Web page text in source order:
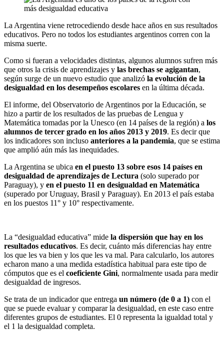
La Argentina viene retrocediendo desde hace años en sus resultados
educativos. Pero no todos los estudiantes argentinos corren con la
misma suerte.
Como si fueran a velocidades distintas, algunos alumnos sufren más
que otros la crisis de aprendizajes y las brechas se agigantan,
según surge de un nuevo estudio que analizó la evolución de la
desigualdad en los desempeños escolares en la última década.
El informe, del Observatorio de Argentinos por la Educación, se
hizo a partir de los resultados de las pruebas de Lengua y
Matemática tomadas por la Unesco (en 14 países de la región) a los
alumnos de tercer grado en los años 2013 y 2019. Es decir que
los indicadores son incluso anteriores a la pandemia, que se estima
que amplió aún más las inequidades.
La Argentina se ubica en el puesto 13 sobre esos 14 países en
desigualdad de aprendizajes de Lectura (solo superado por
Paraguay), y en el puesto 11 en desigualdad en Matemática
(superado por Uruguay, Brasil y Paraguay). En 2013 el país estaba
en los puestos 11° y 10° respectivamente.
La “desigualdad educativa” mide la dispersión que hay en los
resultados educativos. Es decir, cuánto más diferencias hay entre
los que les va bien y los que les va mal. Para calcularlo, los autores
echaron mano a una medida estadística habitual para este tipo de
cómputos que es el coeficiente Gini, normalmente usada para medir
desigualdad de ingresos.
Se trata de un indicador que entrega un número (de 0 a 1) con el
que se puede evaluar y comparar la desigualdad, en este caso entre
diferentes grupos de estudiantes. El 0 representa la igualdad total y
el 1 la desigualdad completa.